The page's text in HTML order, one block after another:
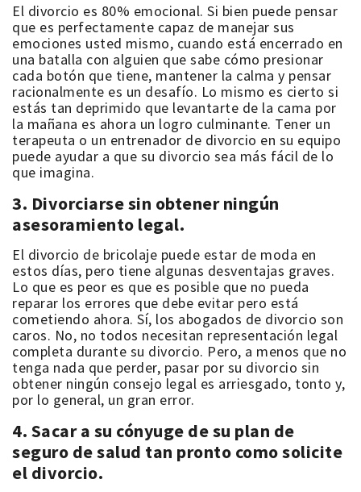
El divorcio es 80% emocional. Si bien puede pensar
que es perfectamente capaz de manejar sus
emociones usted mismo, cuando está encerrado en
una batalla con alguien que sabe cómo presionar
cada botón que tiene, mantener la calma y pensar
racionalmente es un desafío. Lo mismo es cierto si
estás tan deprimido que levantarte de la cama por
la mañana es ahora un logro culminante. Tener un
terapeuta o un entrenador de divorcio en su equipo
puede ayudar a que su divorcio sea más fácil de lo
que imagina.
3. Divorciarse sin obtener ningún
asesoramiento legal.
El divorcio de bricolaje puede estar de moda en
estos días, pero tiene algunas desventajas graves.
Lo que es peor es que es posible que no pueda
reparar los errores que debe evitar pero está
cometiendo ahora. Sí, los abogados de divorcio son
caros. No, no todos necesitan representación legal
completa durante su divorcio. Pero, a menos que no
tenga nada que perder, pasar por su divorcio sin
obtener ningún consejo legal es arriesgado, tonto y,
por lo general, un gran error.
4. Sacar a su cónyuge de su plan de
seguro de salud tan pronto como solicite
el divorcio.